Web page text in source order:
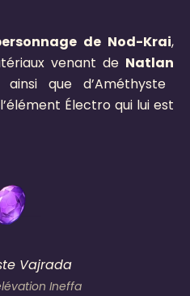
de Nod-Krai,
venant de Natlan
que d’Améthyste
Électro qui lui est
Vajrada
Ineffa